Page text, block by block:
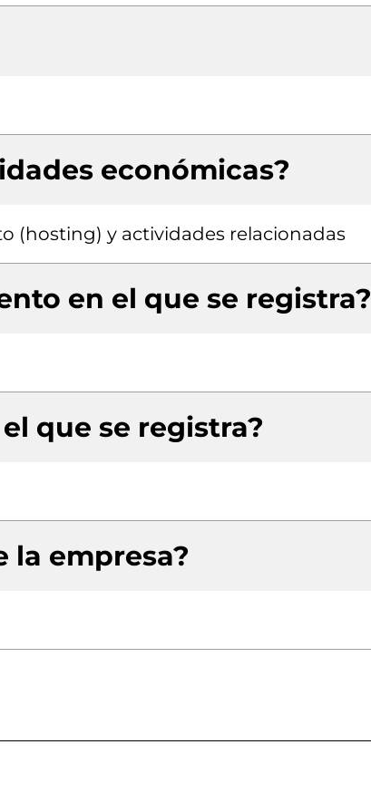
económicas?
(hosting) y actividades relacionadas
en el que se registra?
que se registra?
la empresa?